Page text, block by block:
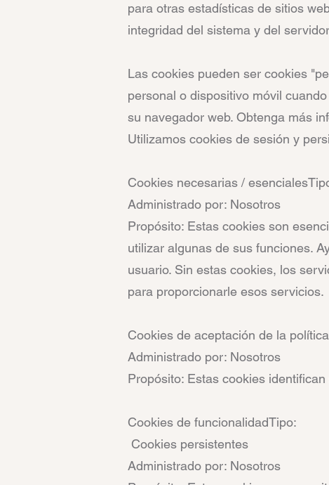
para otras estadísticas de sitios
integridad del sistema y del
Las cookies pueden ser cookies
personal o dispositivo móvil
su navegador web. Obtenga más
Utilizamos cookies de sesión y
Cookies necesarias /
Administrado por: Nosotros
Propósito: Estas cookies son
utilizar algunas de sus funciones.
usuario. Sin estas cookies, los
para proporcionarle esos servicios.
Cookies de aceptación de la
Administrado por: Nosotros
Propósito: Estas cookies
Cookies de funcionalidadTipo:
Cookies persistentes
Administrado por: Nosotros